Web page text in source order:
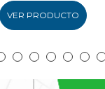
VER PRODUCTO